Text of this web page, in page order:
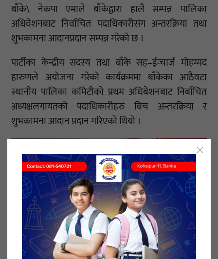
बाँके\ नेकपा एमाले बाँकेद्वारा हालै सम्पन्न पालिका
अधिवेशनबाट निर्वाचित पदाधिकारीसंग अन्तरक्रिया तथा
शुभकामना आदानप्रदान सम्पन्न गरेको छ ।
पार्टीका केन्द्रीय सदस्य तथा बाँके सह–ईन्चार्ज मोहम्मद
हारुणले अयोजना गरेको कार्यक्रममा बाँकेका आठैवटा
स्थानीय पालिका कमिटीको प्रथम अधिबेशनबाट निर्बाचित
अध्यक्षलगायतको पदाधिकारीहरु बिच अन्तरक्रिया र
शुभकामना आदान प्रदान गरिएको थियो ।